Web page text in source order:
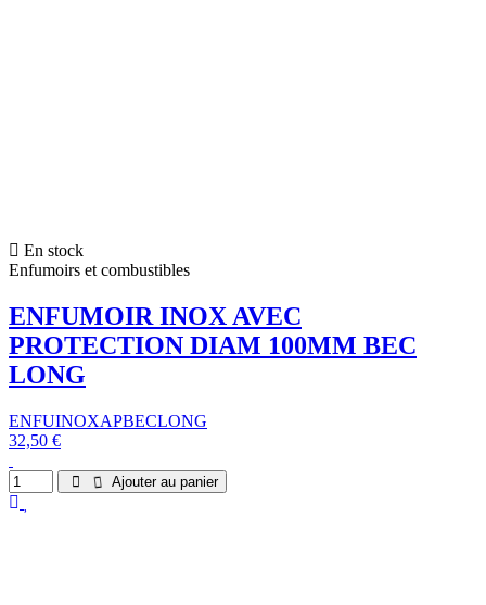
En stock
Enfumoirs et combustibles
ENFUMOIR INOX AVEC
PROTECTION DIAM 100MM BEC
LONG
ENFUINOXAPBECLONG
32,50 €
Ajouter au panier